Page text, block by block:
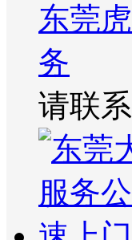
东莞
务
请联